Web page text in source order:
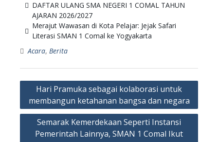
DAFTAR ULANG SMA NEGERI 1 COMAL TAHUN
AJARAN 2026/2027
Merajut Wawasan di Kota Pelajar: Jejak Safari
Literasi SMAN 1 Comal ke Yogyakarta​
Acara, Berita
Hari Pramuka sebagai kolaborasi untuk
membangun ketahanan bangsa dan negara
Semarak Kemerdekaan Seperti Instansi
Pemerintah Lainnya, SMAN 1 Comal Ikut